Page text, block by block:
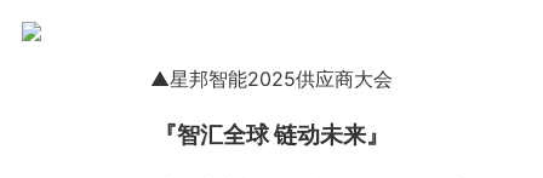
▲星邦智能2025供应商大会
『智汇全球 链动未来』